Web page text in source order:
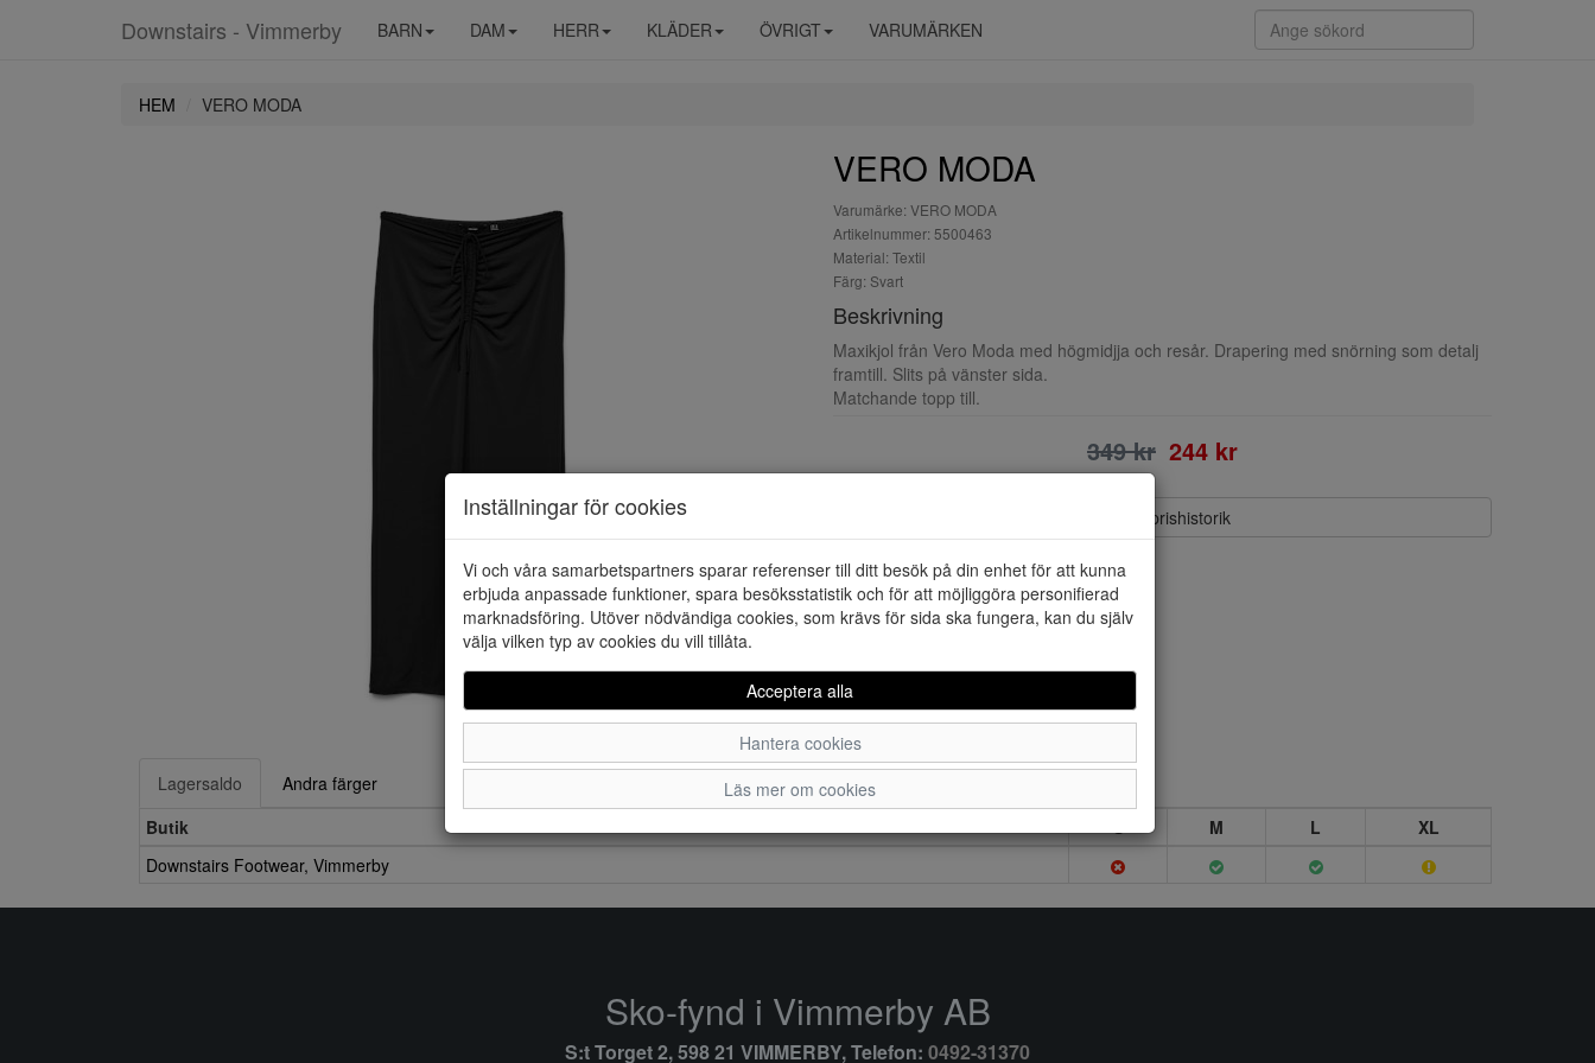
Downstairs - Vimmerby BARN DAM HERR KLÄDER ÖVRIGT VARUMÄRKEN
HEM VERO MODA
VERO MODA
Varumärke: VERO MODA
Artikelnummer: 5500463
Material: Textil
Färg: Svart
Beskrivning
Maxikjol från Vero Moda med högmidjja och resår. Drapering med snörning som detalj
framtill. Slits på vänster sida.
Matchande topp till.
349 kr 244 kr
Visa prishistorik
Lagersaldo
Andra färger
Butik
S M L
XL
Downstairs Footwear, Vimmerby
Inställningar för cookies
Vi och våra samarbetspartners sparar referenser till ditt besök på din enhet för att kunna
erbjuda anpassade funktioner, spara besöksstatistik och för att möjliggöra personifierad
marknadsföring. Utöver nödvändiga cookies, som krävs för sida ska fungera, kan du själv
välja vilken typ av cookies du vill tillåta.
Acceptera alla
Hantera cookies
Läs mer om cookies
Sko-fynd i Vimmerby AB
S:t Torget 2, 598 21 VIMMERBY, Telefon: 0492-31370